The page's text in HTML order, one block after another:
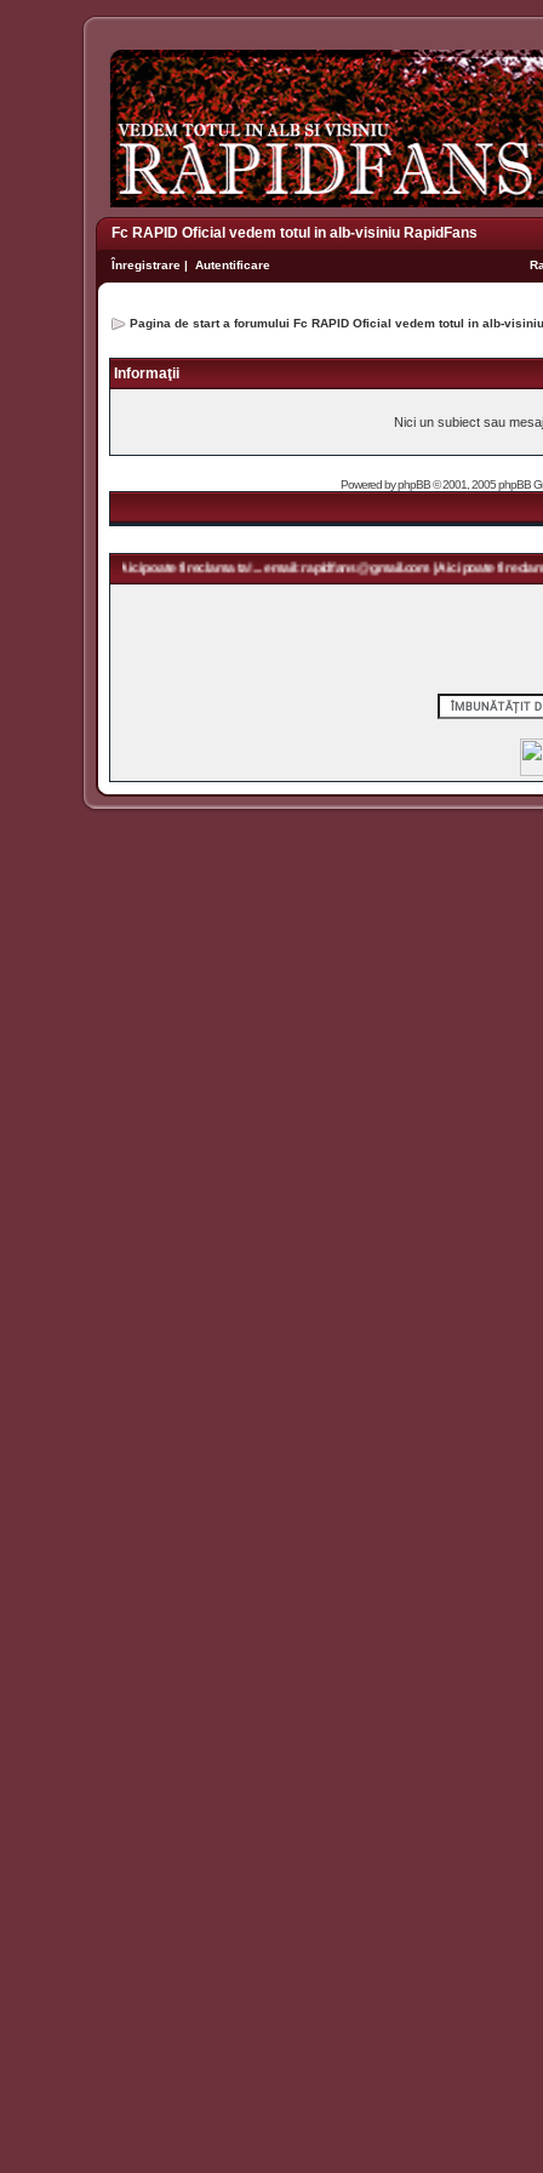
Fc RAPID Oficial vedem totul in alb-visiniu RapidFans
Înregistrare | Autentificare
Pagina de start a forumului Fc RAPID Oficial vedem totul in alb-
Informaţii
Nici un subiect sau
Powered byphpBB© 2001, 2005 phpBB
| Aici poate fi reclama ta! ... email: rapidfans@gmail.com | Aici poate fi reclama